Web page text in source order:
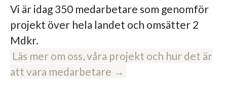
Vi är idag 350 medarbetare som genomför
projekt över hela landet och omsätter 2
Mdkr.
Läs mer om oss, våra projekt och hur det är
att vara medarbetare →